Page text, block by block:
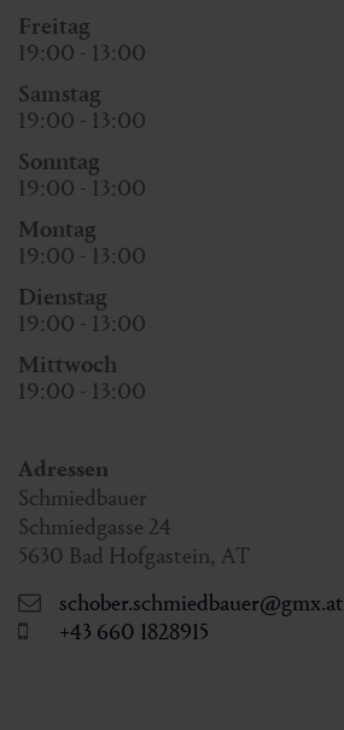
Freitag
19:00 - 13:00
Samstag
19:00 - 13:00
Sonntag
19:00 - 13:00
Montag
19:00 - 13:00
Dienstag
19:00 - 13:00
Mittwoch
19:00 - 13:00
Adressen
Schmiedbauer
Schmiedgasse 24
5630 Bad Hofgastein, AT
schober.schmiedbauer@gmx.at
+43 660 1828915